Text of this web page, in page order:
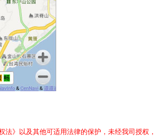
》以及其他可适用法律的保护，未经我司授权